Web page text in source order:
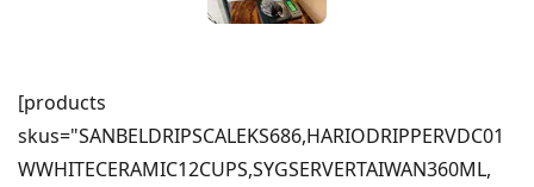
[products
skus="SANBELDRIPSCALEKS686,HARIODRIPPERVDC01
WWHITECERAMIC12CUPS,SYGSERVERTAIWAN360ML,